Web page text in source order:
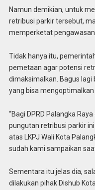
Namun demikian, untuk
retribusi parkir tersebut,
memperketat
Tidak hanya itu,
pemetaan agar potensi
dimaksimalkan. Bagus
yang bisa mengoptimalkan
“Bagi DPRD Palangka
pungutan retribusi parkir
atas LKPJ Wali Kota
sudah kami sampaikan
Sementara itu jelas dia,
dilakukan pihak Dishub